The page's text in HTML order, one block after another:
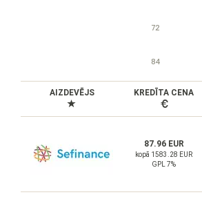
72
84
AIZDEVĒJS KREDĪTA CENA
87.96 EUR
kopā 1583.28 EUR
GPL 7%